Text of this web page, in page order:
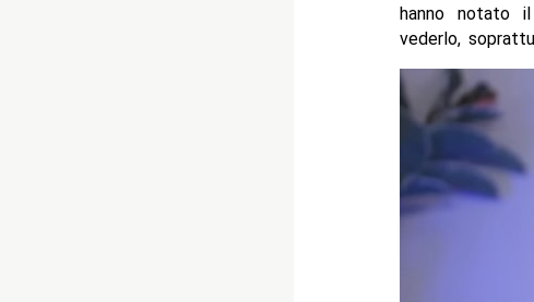
hanno notato
vederlo,